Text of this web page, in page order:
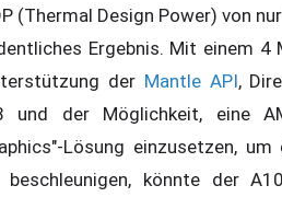
(Thermal Design Power) von
Ergebnis. Mit einem 4
der Mantle API,
und der Möglichkeit, eine
Lösung einzusetzen,
beschleunigen, könnte der